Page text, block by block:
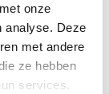
onze
analyse. Deze
met andere
ze hebben
services.